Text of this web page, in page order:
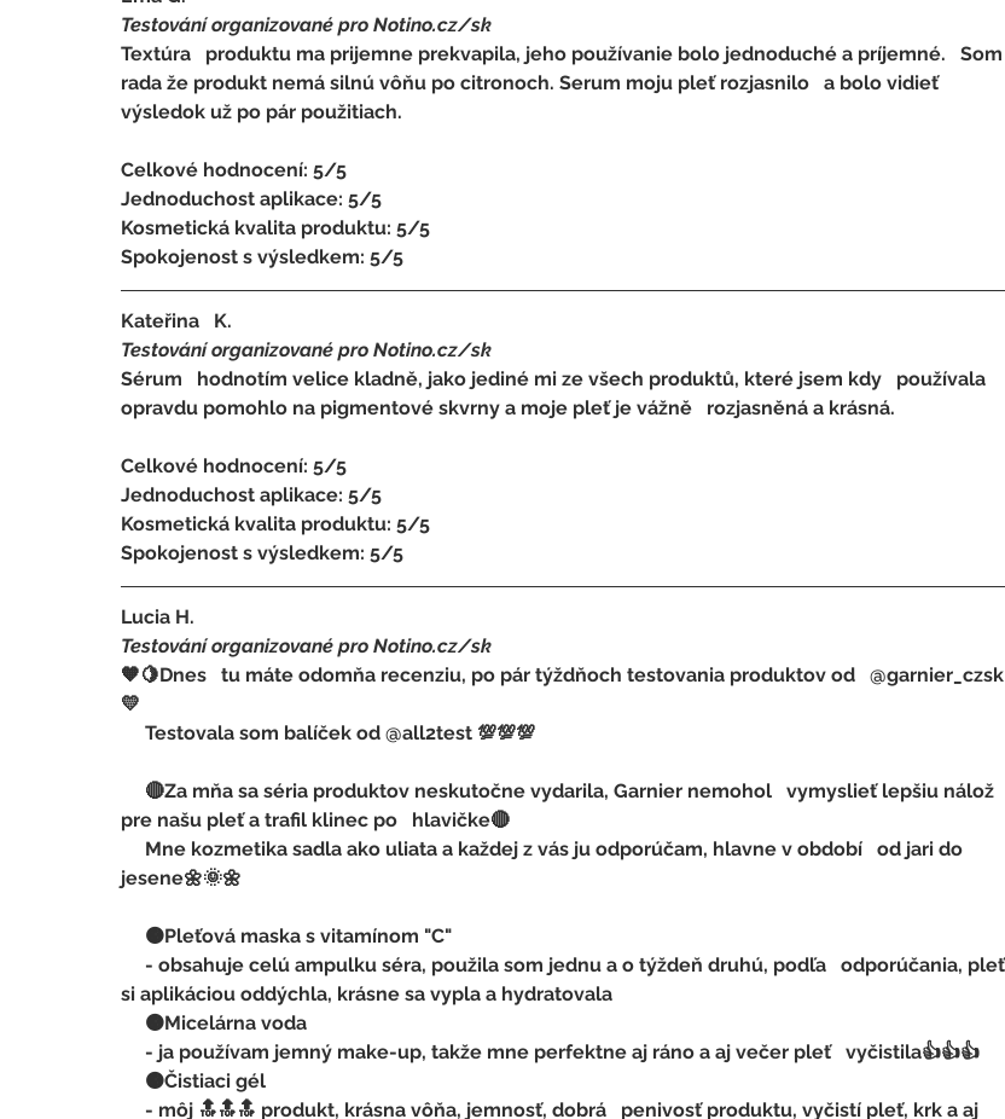
Testování organizované pro Notino.cz/sk
Textúra   produktu ma prijemne prekvapila, jeho používanie bolo jednoduché a príjemné.   Som
rada že produkt nemá silnú vôňu po citronoch. Serum moju pleť rozjasnilo   a bolo vidieť
výsledok už po pár použitiach.
Celkové hodnocení: 5/5
Jednoduchost aplikace: 5/5
Kosmetická kvalita produktu: 5/5
Spokojenost s výsledkem: 5/5
Kateřina   K.
Testování organizované pro Notino.cz/sk
Sérum   hodnotím velice kladně, jako jediné mi ze všech produktů, které jsem kdy   používala
opravdu pomohlo na pigmentové skvrny a moje pleť je vážně   rozjasněná a krásná.
Celkové hodnocení: 5/5
Jednoduchost aplikace: 5/5
Kosmetická kvalita produktu: 5/5
Spokojenost s výsledkem: 5/5
Lucia H.
Testování organizované pro Notino.cz/sk
🧡🍋Dnes   tu máte odomňa recenziu, po pár týždňoch testovania produktov od   @garnier_czsk
💛
     Testovala som balíček od @all2test 💯💯💯
pre našu pleť a trafil klinec po   hlavičke🔴
jesene🌼🌞🌼
     🟠Pleťová maska s vitamínom "C"
si aplikáciou oddýchla, krásne sa vypla a hydratovala
     🟠Micelárna voda
     - ja používam jemný make-up, takže mne perfektne aj ráno a aj večer pleť   vyčistila👍👍👍
     🟠Čistiaci gél